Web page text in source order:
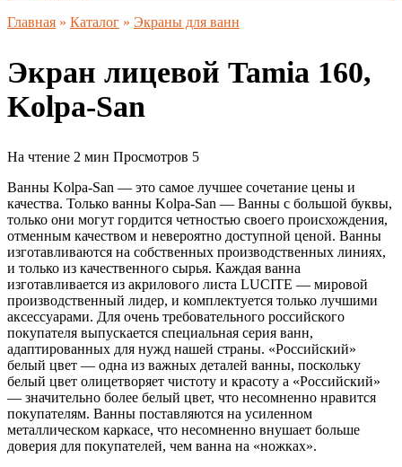
Главная » Каталог » Экраны для ванн
Экран лицевой Tamia 160,
Kolpa-San
На чтение 2 мин Просмотров 5
Ванны Kolpa-San — это самое лучшее сочетание цены и
качества. Только ванны Kolpa-San — Ванны с большой буквы,
только они могут гордится четностью своего происхождения,
отменным качеством и невероятно доступной ценой. Ванны
изготавливаются на собственных производственных линиях,
и только из качественного сырья. Каждая ванна
изготавливается из акрилового листа LUCITE — мировой
производственный лидер, и комплектуется только лучшими
аксессуарами. Для очень требовательного российского
покупателя выпускается специальная серия ванн,
адаптированных для нужд нашей страны. «Российский»
белый цвет — одна из важных деталей ванны, поскольку
белый цвет олицетворяет чистоту и красоту а «Российский»
— значительно более белый цвет, что несомненно нравится
покупателям. Ванны поставляются на усиленном
металлическом каркасе, что несомненно внушает больше
доверия для покупателей, чем ванна на «ножках».